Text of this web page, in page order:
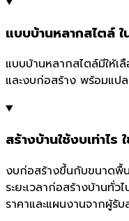
แบบบ้านหลากสไตล์
แบบบ้านหลากสไตล์มีให้
และงบก่อสร้าง พร้อมแป
สร้างบ้านใช้งบเท่าไร
งบก่อสร้างขึ้นกับขนาดพื้
ระยะเวลาก่อสร้างบ้านทั่
ราคาและแผนงานจากผู้รับ